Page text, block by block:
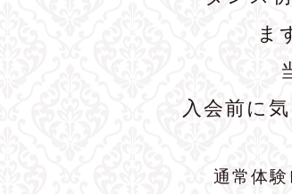
ま
入会前に
通常体